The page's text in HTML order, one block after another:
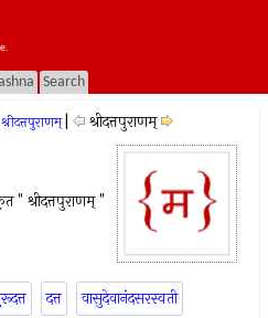
Search
श्रीदत्तपुराणम् श्रीदत्तपुराणम्
" श्रीदत्तपुराणम् "
दत्त वासुदेवानंदसरस्वती